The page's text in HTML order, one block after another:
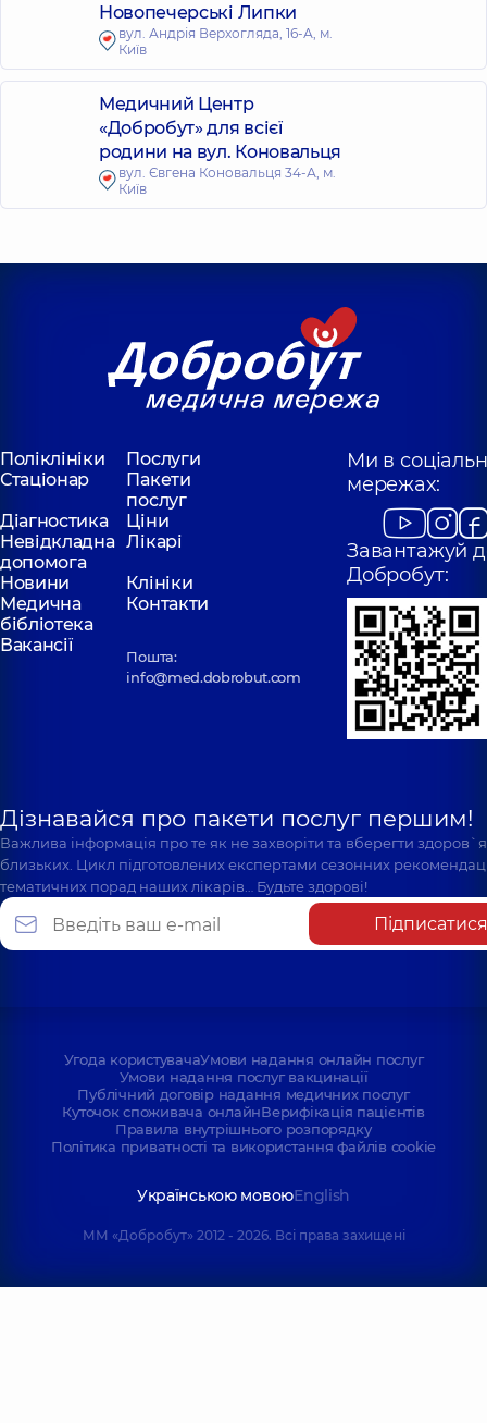
Новопечерські Липки
вул. Андрія Верхогляда, 16-А, м.
Київ
Медичний Центр
«Добробут» для всієї
родини на вул. Коновальця
вул. Євгена Коновальця 34-А, м.
Київ
Поліклініки
Послуги
Стаціонар
Пакети
послуг
Діагностика
Ціни
Невідкладна
допомога
Лікарі
Новини
Клініки
Медична
бібліотека
Контакти
Вакансії
Пошта:
info@med.dobrobut.com
Ми в
мережах:
Завантажуй
Добробут:
Дізнавайся про пакети послуг першим!
Важлива інформація про те як не захворіти та вберегти
близьких. Цикл підготовлених експертами сезонних
тематичних порад наших лікарів… Будьте здорові!
Підписатися
Угода користувачаУмови надання онлайн послуг
Умови надання послуг вакцинації
Публічний договір надання медичних послуг
Куточок споживача онлайнВерифікація пацієнтів
Правила внутрішнього розпорядку
Політика приватності та використання файлів cookie
Українською мовоюEnglish
ММ «Добробут» 2012 - 2026. Всі права захищені